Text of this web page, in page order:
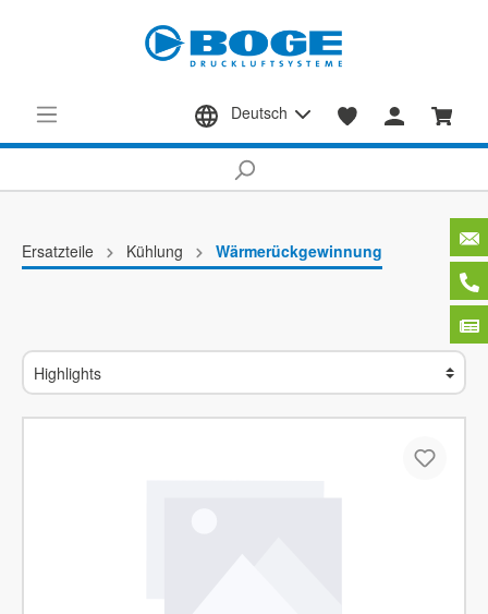
Deutsch
Ersatzteile Kühlung Wärmerückgewinnung